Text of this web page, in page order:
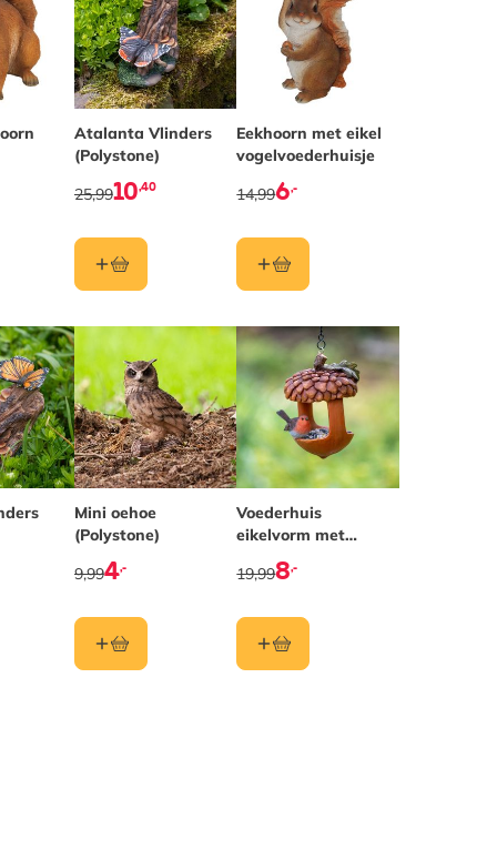
Atalanta Vlinders
(Polystone)
10,40
25,99
Eekhoorn met eikel
vogelvoederhuisje
6,-
14,99
Mini oehoe
(Polystone)
4,-
9,99
Voederhuis
eikelvorm met
roodborst
(Polystone)
8,-
19,99